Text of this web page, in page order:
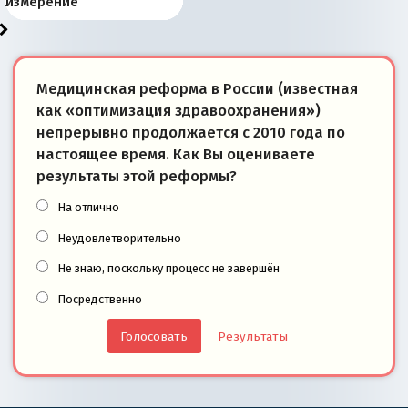
Медицинская реформа в России (известная
как «оптимизация здравоохранения»)
непрерывно продолжается с 2010 года по
настоящее время. Как Вы оцениваете
результаты этой реформы?
На отлично
Неудовлетворительно
Не знаю, поскольку процесс не завершён
Посредственно
Результаты